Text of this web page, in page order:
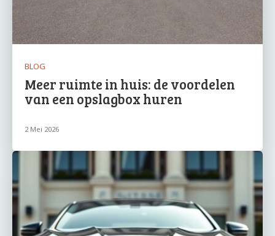
BLOG
Meer ruimte in huis: de voordelen
van een opslagbox huren
2 Mei 2026